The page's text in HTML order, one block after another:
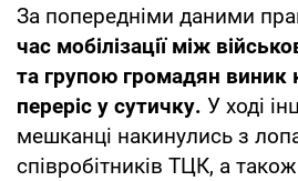
За попередніми даними
час мобілізації між
та групою громадян виник
переріс у сутичку. У ході
мешканці накинулись з
співробітників ТЦК, а